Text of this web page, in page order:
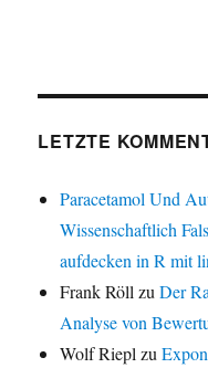
LETZTE
Paracetamol Und
Wissenschaftlich
aufdecken in R mit
Frank Röll zuDer
Analyse von
Wolf Riepl zu